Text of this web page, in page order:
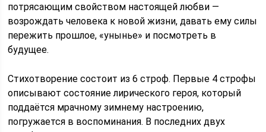
потрясающим свойством настоящей любви —
возрождать человека к новой жизни, давать ему силы
пережить прошлое, «унынье» и посмотреть в
будущее.
Стихотворение состоит из 6 строф. Первые 4 строфы
описывают состояние лирического героя, который
поддаётся мрачному зимнему настроению,
погружается в воспоминания. В последних двух